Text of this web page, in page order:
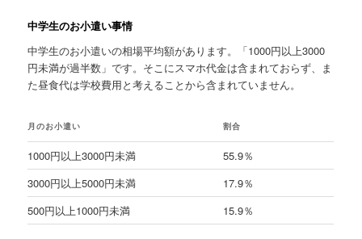
中学生のお小遣い事情
中学生のお小遣いの相場平均額があります。「1000円以上3000
円未満が過半数」です。そこにスマホ代金は含まれておらず、ま
た昼食代は学校費用と考えることから含まれていません。
月のお小遣い 割合
1000円以上3000円未満
55.9％
3000円以上5000円未満
17.9％
500円以上1000円未満
15.9％